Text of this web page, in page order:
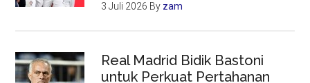
3 Juli 2026 By zam
Real Madrid Bidik Bastoni
untuk Perkuat Pertahanan